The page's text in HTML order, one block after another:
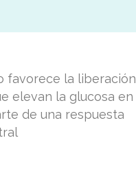
favorece la liberación
elevan la glucosa en
de una respuesta